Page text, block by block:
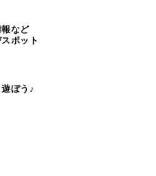
など
ポット
ぼう♪